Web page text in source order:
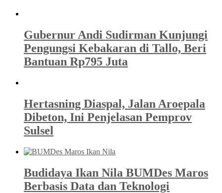
Gubernur Andi Sudirman Kunjungi
Pengungsi Kebakaran di Tallo, Beri
Bantuan Rp795 Juta
Hertasning Diaspal, Jalan Aroepala
Dibeton, Ini Penjelasan Pemprov
Sulsel
Budidaya Ikan Nila BUMDes Maros
Berbasis Data dan Teknologi